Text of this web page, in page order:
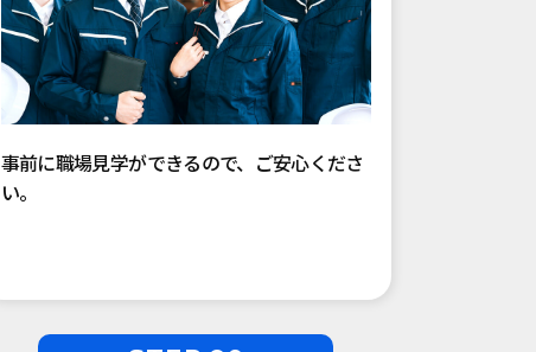
事前に職場見学ができるので、ご安心くださ
い。